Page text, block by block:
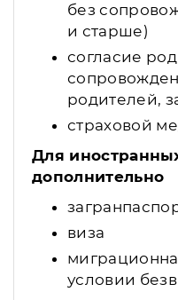
без
и старше)
согласие
родителей,
страховой
Для
дополнительно
виза
условии